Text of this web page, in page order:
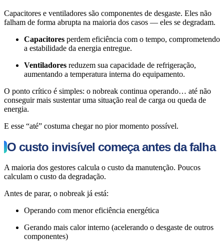
Capacitores e ventiladores são componentes de desgaste. Eles não
falham de forma abrupta na maioria dos casos — eles se degradam.
Capacitores perdem eficiência com o tempo, comprometendo
a estabilidade da energia entregue.
Ventiladores reduzem sua capacidade de refrigeração,
aumentando a temperatura interna do equipamento.
O ponto crítico é simples: o nobreak continua operando… até não
conseguir mais sustentar uma situação real de carga ou queda de
energia.
E esse “até” costuma chegar no pior momento possível.
O custo invisível começa antes da falha
A maioria dos gestores calcula o custo da manutenção. Poucos
calculam o custo da degradação.
Antes de parar, o nobreak já está:
Operando com menor eficiência energética
Gerando mais calor interno (acelerando o desgaste de outros
componentes)